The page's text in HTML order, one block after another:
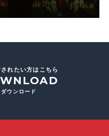
れたい方はこちら
ウンロード